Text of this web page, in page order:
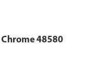
Chrome 48580